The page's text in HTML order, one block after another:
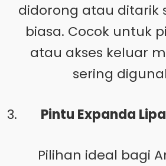
didorong atau ditarik
biasa. Cocok untuk
atau akses keluar
sering
Pintu Expanda
Pilihan ideal bagi